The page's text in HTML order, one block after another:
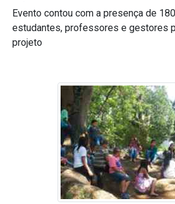
Evento contou com a presença de
estudantes, professores e gestores
projeto